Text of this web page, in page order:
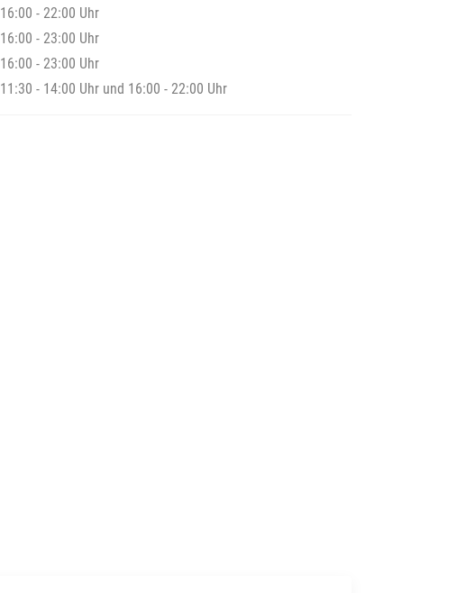
16:00 - 22:00 Uhr
16:00 - 23:00 Uhr
16:00 - 23:00 Uhr
11:30 - 14:00 Uhr und 16:00 - 22:00 Uhr